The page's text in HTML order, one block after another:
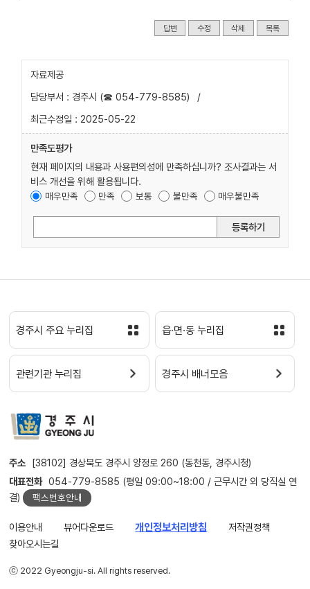
답변 수정 삭제 목록
자료제공
담당부서 : 경주시 (☎ 054-779-8585)
/
최근수정일 : 2025-05-22
만족도평가
현재 페이지의 내용과 사용편의성에 만족하십니까? 조사결과는 서
비스 개선을 위해 활용됩니다.
매우만족 만족 보통 불만족 매우불만족
등록하기
경주시 주요 누리집 읍·면·동 누리집
관련기관 누리집 경주시 배너모음
주소 [38102] 경상북도 경주시 양정로 260 (동천동, 경주시청)
대표전화 054-779-8585 (평일 09:00~18:00 / 근무시간 외 당직실 연
결)
팩스번호안내
이용안내 뷰어다운로드 개인정보처리방침
저작권정책
찾아오시는길
ⓒ 2022 Gyeongju-si. All rights reserved.